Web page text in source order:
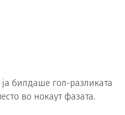
билдаше гол-разликата
во нокаут фазата.